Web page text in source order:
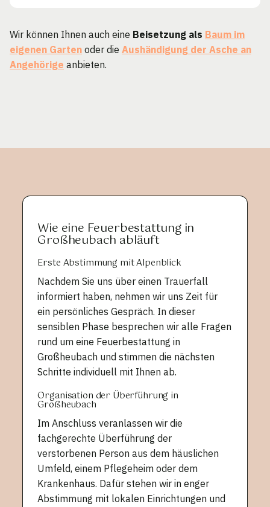
Wir können Ihnen auch eine Beisetzung als Baum im
eigenen Garten oder die Aushändigung der Asche an
Angehörige anbieten.
Wie eine Feuerbestattung in
Großheubach abläuft
Erste Abstimmung mit Alpenblick
Nachdem Sie uns über einen Trauerfall
informiert haben, nehmen wir uns Zeit für
ein persönliches Gespräch. In dieser
sensiblen Phase besprechen wir alle Fragen
rund um eine Feuerbestattung in
Großheubach und stimmen die nächsten
Schritte individuell mit Ihnen ab.
Organisation der Überführung in
Großheubach
Im Anschluss veranlassen wir die
fachgerechte Überführung der
verstorbenen Person aus dem häuslichen
Umfeld, einem Pflegeheim oder dem
Krankenhaus. Dafür stehen wir in enger
Abstimmung mit lokalen Einrichtungen und